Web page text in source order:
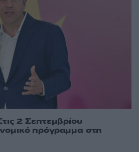
2 Σεπτεμβρίου
πρόγραμμα στη